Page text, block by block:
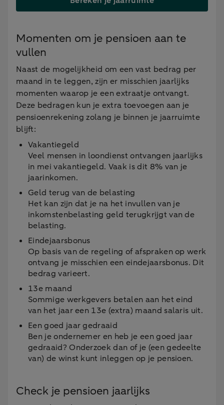
Momenten om je pensioen aan te
vullen
Naast de mogelijkheid om een vast bedrag per
maand in te leggen, zijn er misschien jaarlijks
momenten waarop je een extraatje ontvangt.
Deze bedragen kun je extra toevoegen aan je
pensioenrekening zolang je binnen je jaarruimte
blijft:
Vakantiegeld
Veel mensen in loondienst ontvangen jaarlijks
in mei vakantiegeld. Vaak is dit 8% van je
jaarinkomen.
Geld terug van de belasting
Het kan zijn dat je na het invullen van je
inkomstenbelasting geld terugkrijgt van de
belasting.
Eindejaarsbonus
Op basis van de regeling of afspraken op werk
ontvang je misschien een eindejaarsbonus. Dit
bedrag varieert.
13e maand
Sommige werkgevers betalen aan het eind
van het jaar een 13e (extra) maand salaris uit.
Een goed jaar gedraaid
Ben je ondernemer en heb je een goed jaar
gedraaid? Onderzoek dan of je (een gedeelte
van) de winst kunt inleggen op je pensioen.
Check je pensioen jaarlijks